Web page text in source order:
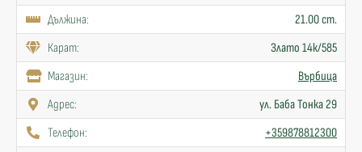
Дължина:
21.00 cm.
Карат:
Злато 14к/585
Mагазин:
Върбица
Адрес:
ул. Баба Тонка 29
Телефон:
+359878812300